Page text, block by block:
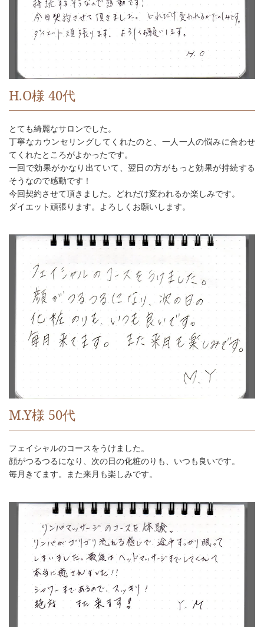
H.O様 40代
とても綺麗なサロンでした。
丁寧なカウンセリングしてくれたのと、一人一人の悩みに合わせ
てくれたところがよかったです。
一回で効果がかなり出ていて、翌日の方がもっと効果が持続する
そうなので感動です！
今回契約させて頂きました。どれだけ変われるか楽しみです。
ダイエット頑張ります。よろしくお願いします。
M.Y様 50代
フェイシャルのコースをうけました。
顔がつるつるになり、次の日の化粧のりも、いつも良いです。
毎月きてます。また来月も楽しみです。